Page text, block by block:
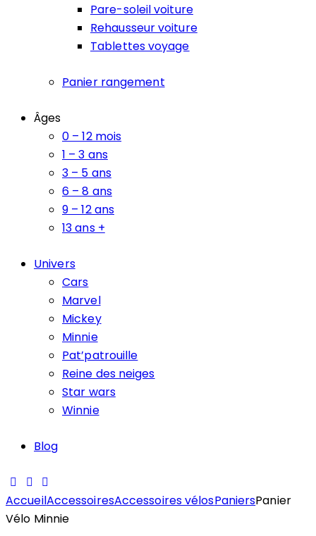
Pare-soleil voiture
Rehausseur voiture
Tablettes voyage
Panier rangement
Âges
0 – 12 mois
1 – 3 ans
3 – 5 ans
6 – 8 ans
9 – 12 ans
13 ans +
Univers
Cars
Marvel
Mickey
Minnie
Pat’patrouille
Reine des neiges
Star wars
Winnie
Blog
AccueilAccessoiresAccessoires vélosPaniersPanier
Vélo Minnie